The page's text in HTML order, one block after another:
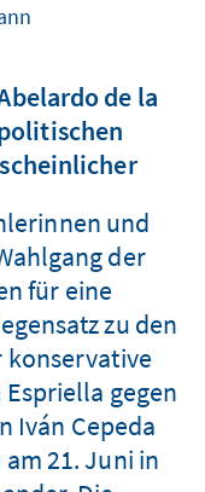
de la
und
der
für eine
zu den
konservative
gegen
Iván Cepeda
21. Juni in